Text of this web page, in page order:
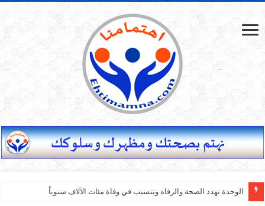
الوحدة تهدد الصحة والرفاه وتتسبب في وفاة مئات الآلاف سنوياً